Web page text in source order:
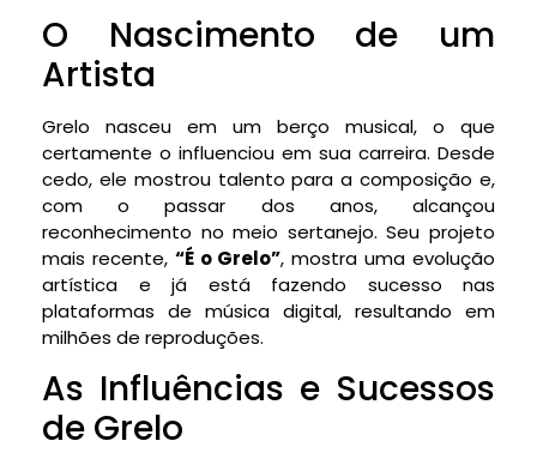
O Nascimento de um
Artista
Grelo nasceu em um berço musical, o que
certamente o influenciou em sua carreira. Desde
cedo, ele mostrou talento para a composição e,
com o passar dos anos, alcançou
reconhecimento no meio sertanejo. Seu projeto
mais recente, “É o Grelo”, mostra uma evolução
artística e já está fazendo sucesso nas
plataformas de música digital, resultando em
milhões de reproduções.
As Influências e Sucessos
de Grelo